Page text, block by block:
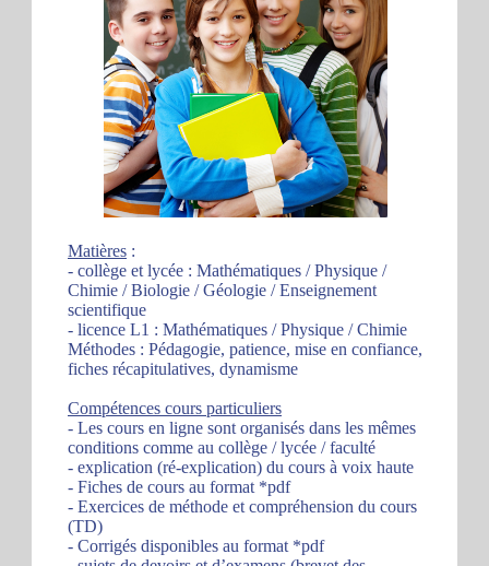
Matières :
- collège et lycée : Mathématiques / Physique /
Chimie / Biologie / Géologie / Enseignement
scientifique
- licence L1 : Mathématiques / Physique / Chimie
Méthodes : Pédagogie, patience, mise en confiance,
fiches récapitulatives, dynamisme
Compétences cours particuliers
- Les cours en ligne sont organisés dans les mêmes
conditions comme au collège / lycée / faculté
- explication (ré-explication) du cours à voix haute
- Fiches de cours au format *pdf
- Exercices de méthode et compréhension du cours
(TD)
- Corrigés disponibles au format *pdf